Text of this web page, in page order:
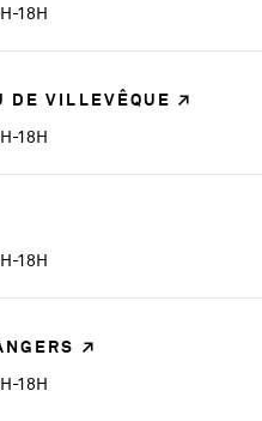
18H
DE VILLEVÊQUE
18H
18H
18H